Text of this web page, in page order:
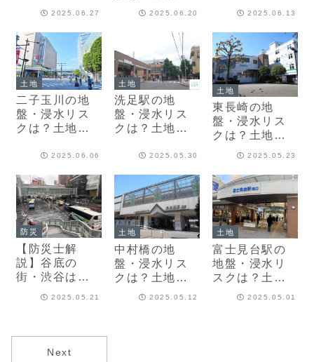
発会社が防災
2025.06.27
プロ・不動産
災情報を解説
2025.06.20
開発会社が防
2025.06.13
土地
二子玉川の地
盤・浸水リス
クは？土地の
開発会社が防
2025.06.06
土地
洗足駅の地
盤・浸水リス
クは？土地の
開発会社が防
2025.05.30
土地
東長崎の地
盤・浸水リス
クは？土地の
災情報を解説
2025.05.23
防災
【防災士解
説】谷底の
街・渋谷は災
2025.05.21
土地
中村橋の地
盤・浸水リス
クは？土地の
プロ・不動産
2025.05.12
土地
富士見台駅の
地盤・浸水リ
スクは？土地
のプロ・不動
2025.05.01
Next